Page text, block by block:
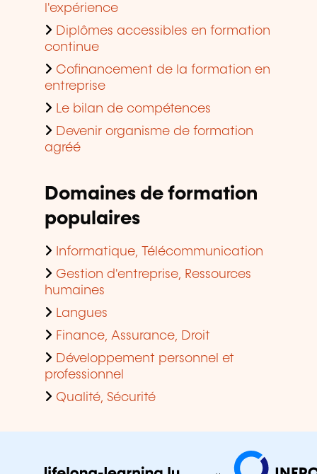
l'expérience
Diplômes accessibles en formation
continue
Cofinancement de la formation en
entreprise
Le bilan de compétences
Devenir organisme de formation
agréé
Domaines de formation
populaires
Informatique, Télécommunication
Gestion d'entreprise, Ressources
humaines
Langues
Finance, Assurance, Droit
Développement personnel et
professionnel
Qualité, Sécurité